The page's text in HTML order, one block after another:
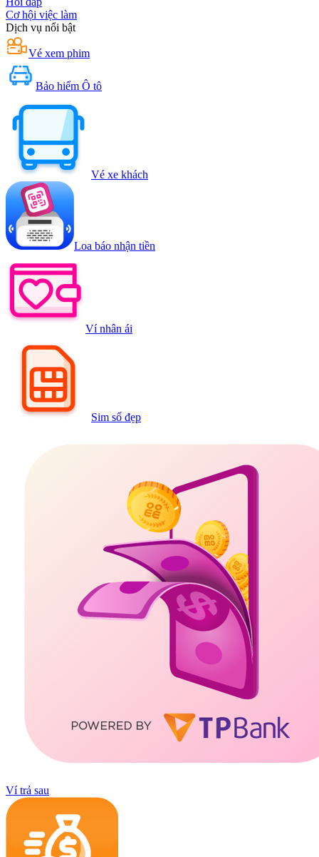
Cơ hội việc làm
Dịch vụ nổi bật
Vé xem phim
Bảo hiểm Ô tô
Vé xe khách
Loa báo nhận tiền
Ví nhân ái
Sim số đẹp
Ví trả sau